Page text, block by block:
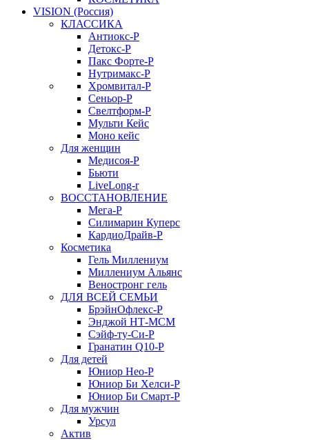
VISION (Россия)
КЛАССИКА
Антиокс-Р
Детокс-Р
Пакс Форте-Р
Нутримакс-Р
Хромвитал-Р
Сеньор-Р
Свелтформ-Р
Мульти Кейс
Моно кейс
Для женщин
Медисоя-Р
Бьюти
LiveLong-r
ВОССТАНОВЛЕНИЕ
Мега-Р
Силимарин Куперс
КардиоДрайв-Р
Косметика
Гель Миллениум
Миллениум Альянс
Веностронг гель
ДЛЯ ВСЕЙ СЕМЬИ
БрэйнОфлекс-Р
Энджой НТ-МСМ
Сэйф-ту-Си-Р
Гранатин Q10-Р
Для детей
Юниор Нео-Р
Юниор Би Хелси-Р
Юниор Би Смарт-Р
Для мужчин
Урсул
Актив